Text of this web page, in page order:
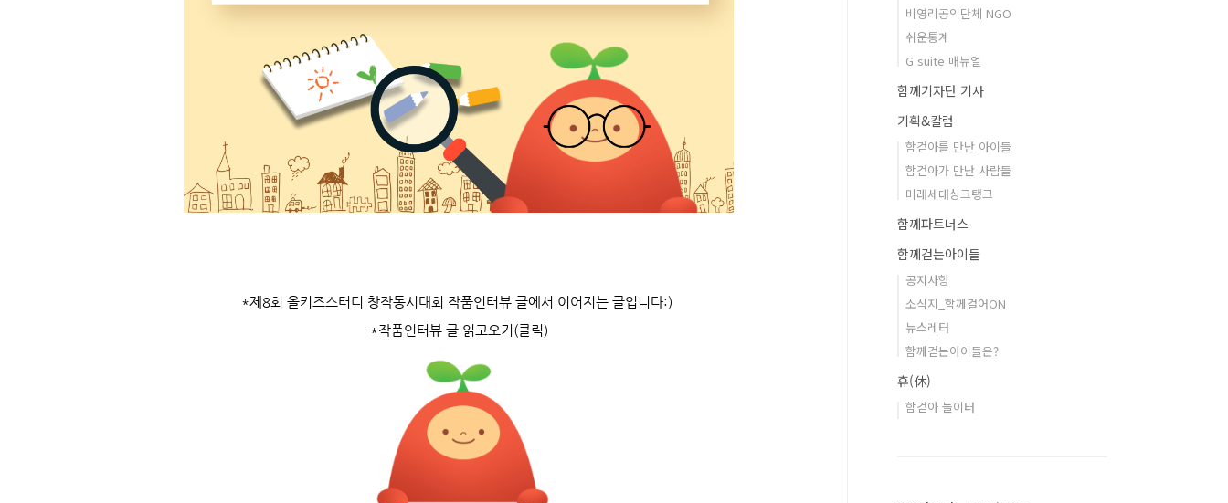
*제8회 올키즈스터디 창작동시대회 작품인터뷰 글에서 이어지는 글입니다:)
*작품인터뷰 글 읽고오기(클릭)
비영리공익단체 NGO
쉬운통계
G suite 매뉴얼
함께기자단 기사
기획&칼럼
함걷아를 만난 아이들
함걷아가 만난 사람들
미래세대싱크탱크
함께파트너스
함께걷는아이들
공지사항
소식지_함께걸어ON
뉴스레터
함께걷는아이들은?
휴(休)
함걷아 놀이터